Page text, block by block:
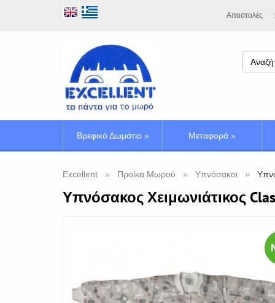
Αποστολές
Βρεφικό Δωμάτιο» Μεταφορά »
Excellent Προίκα Μωρού Υπνόσακοι
Υπνόσακος Χειμωνιάτικος